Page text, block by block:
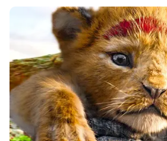
Getty
ചീത്ത ബാക്റ്റീരിയകളെ
കുടലിലെ ആരോഗ്യകരമല്ലാത്ത
പുറന്തള്ളാൻ ദിവസവും ബദാം
ഗുണകരമാണ്.